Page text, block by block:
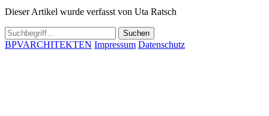
Dieser Artikel wurde verfasst von Uta Ratsch
Suchen
BPVARCHITEKTEN Impressum Datenschutz